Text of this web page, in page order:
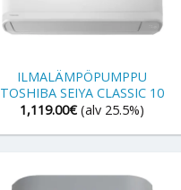
ILMALÄMPÖPUMPPU
TOSHIBA SEIYA CLASSIC 10
1,119.00€ (alv 25.5%)